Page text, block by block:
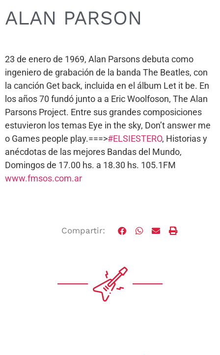
ALAN PARSON
23 de enero de 1969, Alan Parsons debuta como
ingeniero de grabación de la banda The Beatles, con
la canción Get back, incluida en el álbum Let it be. En
los años 70 fundó junto a a Eric Woolfoson, The Alan
Parsons Project. Entre sus grandes composiciones
estuvieron los temas Eye in the sky, Don’t answer me
o Games people play.===>#ELSIESTERO, Historias y
anécdotas de las mejores Bandas del Mundo,
Domingos de 17.00 hs. a 18.30 hs. 105.1FM
www.fmsos.com.ar
Compartir: